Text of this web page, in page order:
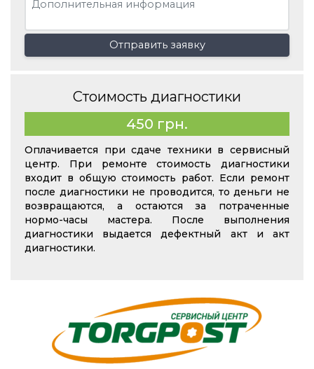
Отправить заявку
Стоимость диагностики
450 грн.
Оплачивается при сдаче техники в сервисный
центр. При ремонте стоимость диагностики
входит в общую стоимость работ. Если ремонт
после диагностики не проводится, то деньги не
возвращаются, а остаются за потраченные
нормо-часы мастера. После выполнения
диагностики выдается дефектный акт и акт
диагностики.